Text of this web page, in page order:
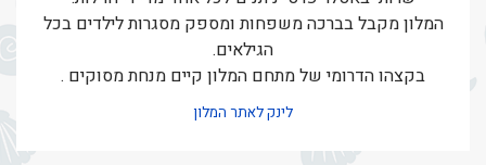
המלון מקבל בברכה משפחות ומספק מסגרות לילדים בכל
הגילאים.
בקצהו הדרומי של מתחם המלון קיים מנחת מסוקים .
לינק לאתר המלון